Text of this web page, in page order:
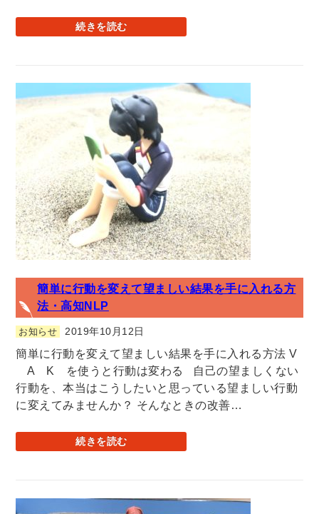
続きを読む
簡単に行動を変えて望ましい結果を手に入れる方
法・高知NLP
お知らせ 2019年10月12日
簡単に行動を変えて望ましい結果を手に入れる方法 V
A K を使うと行動は変わる 自己の望ましくない
行動を、本当はこうしたいと思っている望ましい行動
に変えてみませんか？ そんなときの改善…
続きを読む